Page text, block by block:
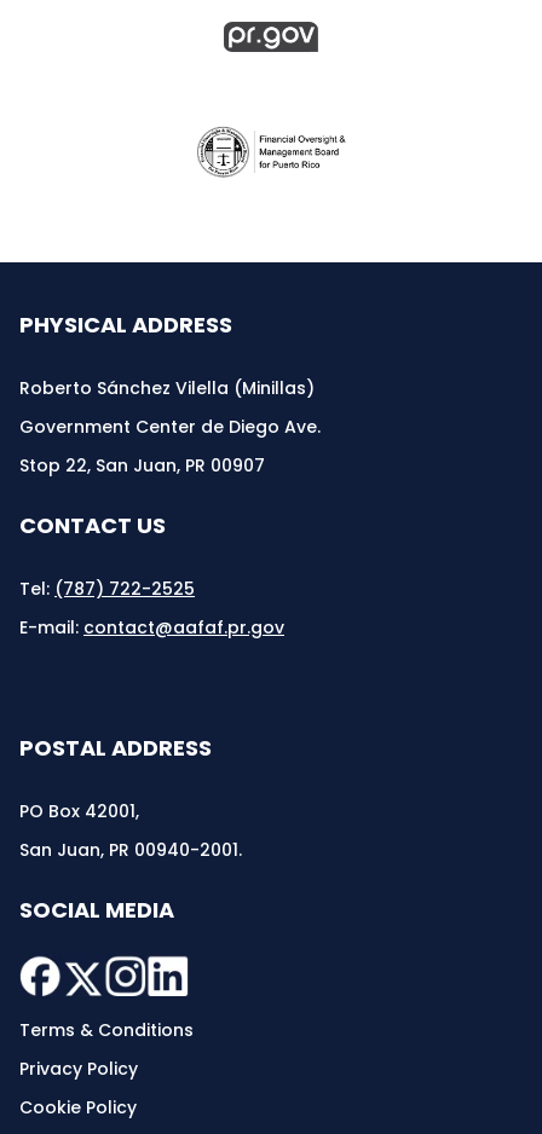
PHYSICAL ADDRESS
Roberto Sánchez Vilella (Minillas)
Government Center de Diego Ave.
Stop 22, San Juan, PR 00907
CONTACT US
Tel: (787) 722-2525
E-mail: contact@aafaf.pr.gov
POSTAL ADDRESS
PO Box 42001,
San Juan, PR 00940-2001.
SOCIAL MEDIA
Terms & Conditions
Privacy Policy
Cookie Policy